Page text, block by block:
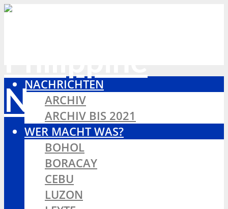
NACHRICHTEN
ARCHIV
ARCHIV BIS 2021
WER MACHT WAS?
BOHOL
BORACAY
CEBU
LUZON